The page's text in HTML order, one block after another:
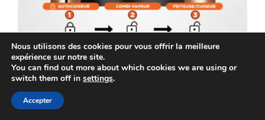
12 fonctionnalités de cuisson diversifiées...
Explications relatives aux fonctions
Pression : cuisson rapide de la nourriture tout
en préservant sa tendreté.
Nous utilisons des cookies pour vous offrir la meilleure
expérience sur notre site.
You can find out more about which cookies we are using or
switch them off in settings.
Accepter